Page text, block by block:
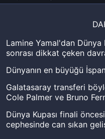
Lamine Yamal'dan Dünya
sonrası dikkat çeken
Dünyanın en büyüğü
Galatasaray transferi
Cole Palmer ve Bruno
Dünya Kupası finali
cephesinde can sıkan